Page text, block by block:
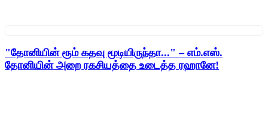
"தோனியின் ரூம் கதவு மூடியிருந்தா..." – எம்.எஸ்.
தோனியின் அறை ரகசியத்தை உடைத்த ரஹானே!